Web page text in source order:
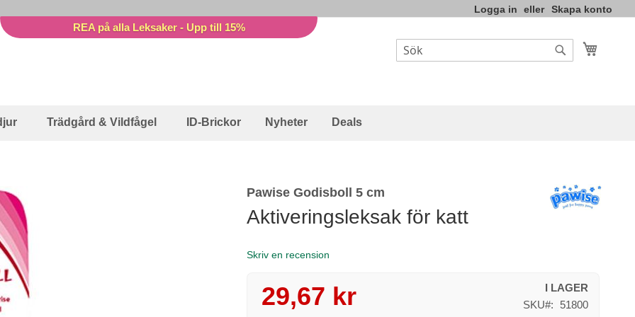
Logga in Skapa konto
REA på alla Leksaker - Upp till 15%
Sök
Trädgård & Vildfågel ID-Brickor Nyheter Deals
Pawise Godisboll 5 cm
Aktiveringsleksak för katt
Skriv en recension
Reapris
29,67 kr
I LAGER
SKU
51800